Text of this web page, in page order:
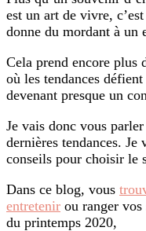
est un art de vivre,
donne du mordant à un
Cela prend encore plus
où les tendances
devenant presque un
Je vais donc vous
dernières tendances. Je
conseils pour choisir le
Dans ce blog, vous
entretenir ou ranger
du printemps 2020,